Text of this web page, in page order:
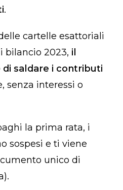
.
cartelle esattoriali
bilancio 2023, il
saldare i contributi
senza interessi o
la prima rata, i
sospesi e ti viene
unico di